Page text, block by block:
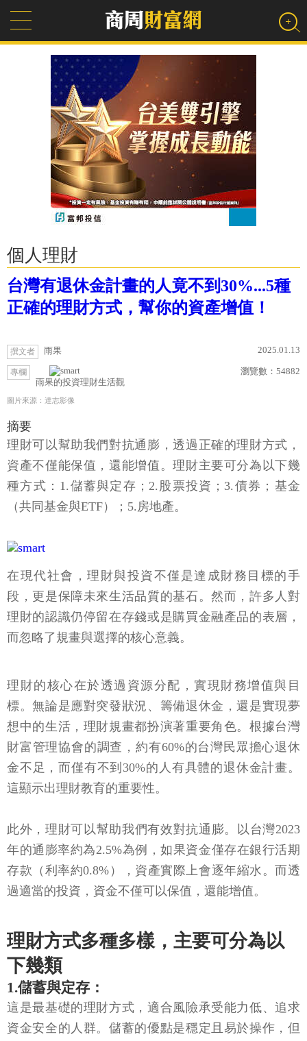
個人理財
台灣有退休金計畫的人竟不到30%...5種
正確的理財方式，幫你的資產增值！
撰文者 雨果 2025.01.13
專欄
雨果的投資理財生活觀
瀏覽數： 54882
圖片來源：達志影像
摘要
理財可以幫助我們對抗通膨，透過正確的理財方式，
資產不僅能保值，還能增值。理財主要可分為以下幾
種方式：1.儲蓄與定存；2.股票投資；3.債券；基金
（共同基金與ETF）；5.房地產。
在現代社會，理財與投資不僅是達成財務目標的手
段，更是保障未來生活品質的基石。然而，許多人對
理財的認識仍停留在存錢或是購買金融產品的表層，
而忽略了規畫與選擇的核心意義。
理財的核心在於透過資源分配，實現財務增值與目
標。無論是應對突發狀況、籌備退休金，還是實現夢
想中的生活，理財規畫都扮演著重要角色。根據台灣
財富管理協會的調查，約有60%的台灣民眾擔心退休
金不足，而僅有不到30%的人有具體的退休金計畫。
這顯示出理財教育的重要性。
此外，理財可以幫助我們有效對抗通膨。以台灣2023
年的通膨率約為2.5%為例，如果資金僅存在銀行活期
存款（利率約0.8%），資產實際上會逐年縮水。而透
過適當的投資，資金不僅可以保值，還能增值。
理財方式多種多樣，主要可分為以
下幾類
1.儲蓄與定存：
這是最基礎的理財方式，適合風險承受能力低、追求
資金安全的人群。儲蓄的優點是穩定且易於操作，但